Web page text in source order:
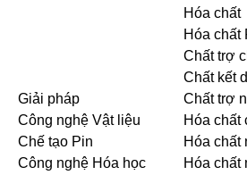
Giải pháp
Công nghệ Vật liệu
Chế tạo Pin
Công nghệ Hóa học
Hóa chất
Hóa chất
Chất trợ
Chất kết
Chất trợ
Hóa chất
Hóa chất
Hóa chất